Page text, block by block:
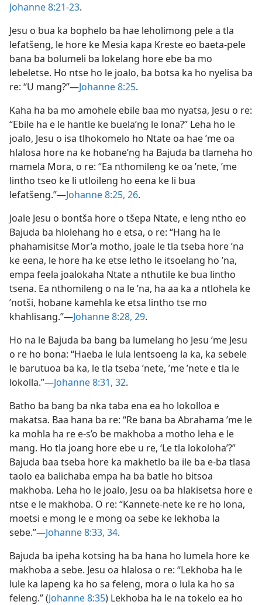
Johanne 8:21-23.
Jesu o bua ka bophelo ba hae leholimong pele a tla
lefatšeng, le hore ke Mesia kapa Kreste eo baeta-pele
bana ba bolumeli ba lokelang hore ebe ba mo
lebeletse. Ho ntse ho le joalo, ba botsa ka ho nyelisa ba
re: “U mang?”—Johanne 8:25.
Kaha ha ba mo amohele ebile baa mo nyatsa, Jesu o re:
“Ebile ha e le hantle ke buela’ng le lona?” Leha ho le
joalo, Jesu o isa tlhokomelo ho Ntate oa hae ’me oa
hlalosa hore na ke hobane’ng ha Bajuda ba tlameha ho
mamela Mora, o re: “Ea nthomileng ke oa ’nete, ’me
lintho tseo ke li utloileng ho eena ke li bua
lefatšeng.”—Johanne 8:25, 26.
Joale Jesu o bontša hore o tšepa Ntate, e leng ntho eo
Bajuda ba hlolehang ho e etsa, o re: “Hang ha le
phahamisitse Mor’a motho, joale le tla tseba hore ’na
ke eena, le hore ha ke etse letho le itsoelang ho ’na,
empa feela joalokaha Ntate a nthutile ke bua lintho
tsena. Ea nthomileng o na le ’na, ha aa ka a ntlohela ke
’notši, hobane kamehla ke etsa lintho tse mo
khahlisang.”—Johanne 8:28, 29.
Ho na le Bajuda ba bang ba lumelang ho Jesu ’me Jesu
o re ho bona: “Haeba le lula lentsoeng la ka, ka sebele
le barutuoa ba ka, le tla tseba ’nete, ’me ’nete e tla le
lokolla.”—Johanne 8:31, 32.
Batho ba bang ba nka taba ena ea ho lokolloa e
makatsa. Baa hana ba re: “Re bana ba Abrahama ’me le
ka mohla ha re e-s’o be makhoba a motho leha e le
mang. Ho tla joang hore ebe u re, ‘Le tla lokoloha’?”
Bajuda baa tseba hore ka makhetlo ba ile ba e-ba tlasa
taolo ea balichaba empa ha ba batle ho bitsoa
makhoba. Leha ho le joalo, Jesu oa ba hlakisetsa hore e
ntse e le makhoba. O re: “Kannete-nete ke re ho lona,
moetsi e mong le e mong oa sebe ke lekhoba la
sebe.”—Johanne 8:33, 34.
Bajuda ba ipeha kotsing ha ba hana ho lumela hore ke
makhoba a sebe. Jesu oa hlalosa o re: “Lekhoba ha le
lule ka lapeng ka ho sa feleng, mora o lula ka ho sa
feleng.” (Johanne 8:35) Lekhoba ha le na tokelo ea ho